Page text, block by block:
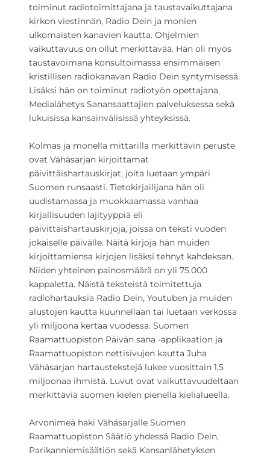
toiminut radiotoimittajana ja taustavaikuttajana
kirkon viestinnän, Radio Dein ja monien
ulkomaisten kanavien kautta. Ohjelmien
vaikuttavuus on ollut merkittävää. Hän oli myös
taustavoimana konsultoimassa ensimmäisen
kristillisen radiokanavan Radio Dein syntymisessä.
Lisäksi hän on toiminut radiotyön opettajana,
Medialähetys Sanansaattajien palveluksessa sekä
lukuisissa kansainvälisissä yhteyksissä.
Kolmas ja monella mittarilla merkittävin peruste
ovat Vähäsarjan kirjoittamat
päivittäishartauskirjat, joita luetaan ympäri
Suomen runsaasti. Tietokirjailijana hän oli
uudistamassa ja muokkaamassa vanhaa
kirjallisuuden lajityyppiä eli
päivittäishartauskirjoja, joissa on teksti vuoden
jokaiselle päivälle. Näitä kirjoja hän muiden
kirjoittamiensa kirjojen lisäksi tehnyt kahdeksan.
Niiden yhteinen painosmäärä on yli 75.000
kappaletta. Näistä teksteistä toimitettuja
radiohartauksia Radio Dein, Youtuben ja muiden
alustojen kautta kuunnellaan tai luetaan verkossa
yli miljoona kertaa vuodessa. Suomen
Raamattuopiston Päivän sana -applikaation ja
Raamattuopiston nettisivujen kautta Juha
Vähäsarjan hartaustekstejä lukee vuosittain 1,5
miljoonaa ihmistä. Luvut ovat vaikuttavuudeltaan
merkittäviä suomen kielen pienellä kielialueella.
Arvonimeä haki Vähäsarjalle Suomen
Raamattuopiston Säätiö yhdessä Radio Dein,
Parikanniemisäätiön sekä Kansanlähetyksen